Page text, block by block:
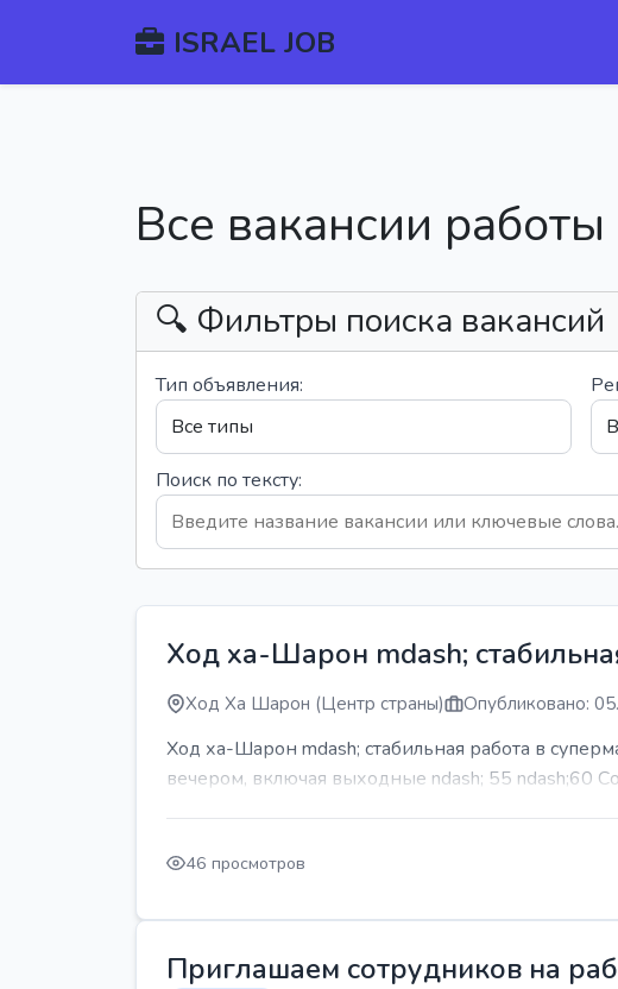
ISRAEL JOB
Все вакансии
🔍 Фильтры поиска вакансий
Тип объявления:
Поиск по тексту:
Ход ха-Шарон mdash;
Ход Ха Шарон (Центр страны) Опубликовано:
Ход ха-Шарон mdash; стабильная работа в
вечером, включая выходные ndash; 55 ndash;60
46 просмотров
Приглашаем сотрудников на